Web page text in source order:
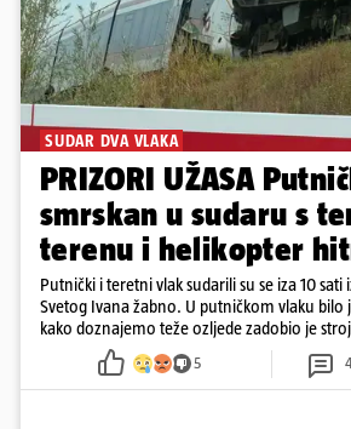
SUDAR DVA VLAKA
PRIZORI UŽASA
smrskan u sudaru s
terenu i helikopter
Putnički i teretni vlak sudarili su se iza 10 sati
Svetog Ivana žabno. U putničkom vlaku bilo
kako doznajemo teže ozljede zadobio je
vlaka. Zatvoren je promet, a fotoreporteri Prigorskog objavili su
prve snimke s mjesta sudara
5